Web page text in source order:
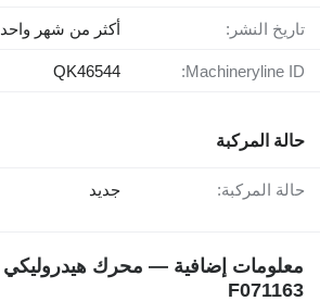
تاريخ النشر: أكثر من شهر واحد
Machineryline ID:
QK46544
حالة المركبة
حالة المركبة: جديد
F071163